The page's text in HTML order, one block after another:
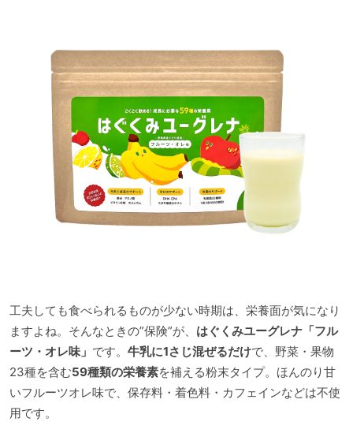
工夫しても食べられるものが少ない時期は、栄養面が気になり
ますよね。そんなときの”保険”が、 はぐくみユーグレナ「フル
ーツ・オレ味」 です。 牛乳に1さじ混ぜるだけで、野菜・果物
23種を含む59種類の栄養素を補える粉末タイプ。ほんのり甘
いフルーツオレ味で、保存料・着色料・カフェインなどは不使
用です。